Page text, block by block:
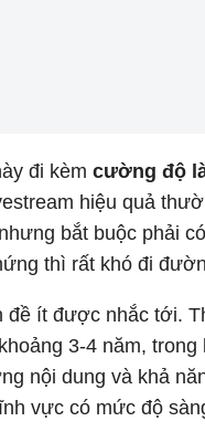
đi kèm cường độ
hiệu quả
bắt buộc phải
thì rất khó đi
đề ít được nhắc tới.
3-4 năm,
nội dung và khả
vực có mức độ